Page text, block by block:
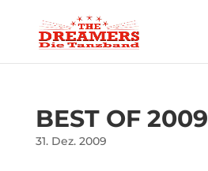
BEST OF 2009
31. Dez. 2009